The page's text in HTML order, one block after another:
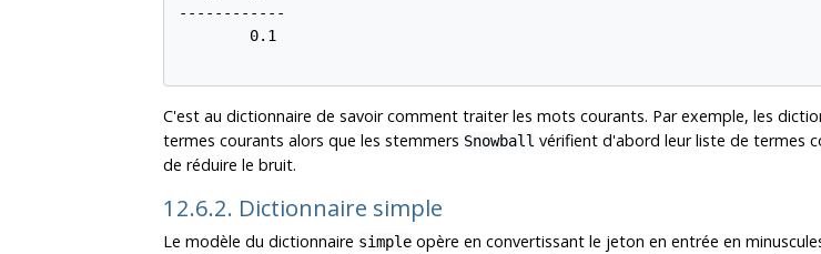
------------
        0.1
C'est au dictionnaire de savoir comment traiter les mots courants. Par exemple, les
termes courants alors que les stemmers Snowball vérifient d'abord leur liste de termes
de réduire le bruit.
12.6.2. Dictionnaire simple
Le modèle du dictionnaire simple opère en convertissant le jeton en entrée en